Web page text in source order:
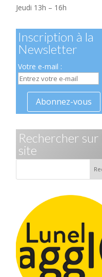
Jeudi 13h – 16h
Inscription à la
Newsletter
Votre e-mail :
Rechercher sur
site